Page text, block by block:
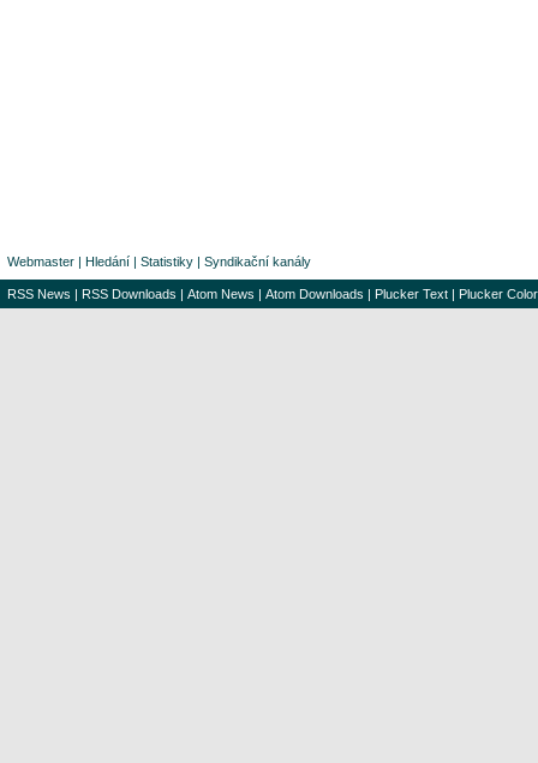
Webmaster | Hledání | Statistiky | Syndikační kanály
RSS News | RSS Downloads | Atom News | Atom Downloads | Plucker Text | Plucker Color